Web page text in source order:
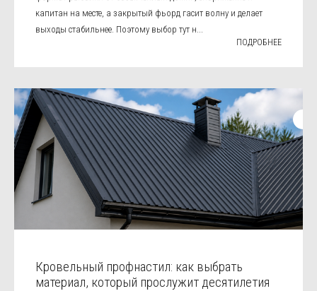
капитан на месте, а закрытый фьорд гасит волну и делает
выходы стабильнее. Поэтому выбор тут н...
ПОДРОБНЕЕ
Кровельный профнастил: как выбрать
материал, который прослужит десятилетия